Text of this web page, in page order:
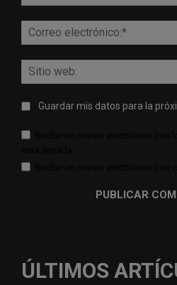
Guardar mis datos para la
ÚLTIMOS